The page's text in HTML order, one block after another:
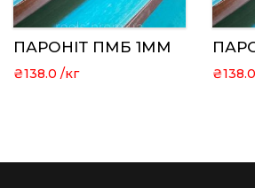
ПАРОНІТ ПМБ 1ММ
₴138.0 ₴138.0